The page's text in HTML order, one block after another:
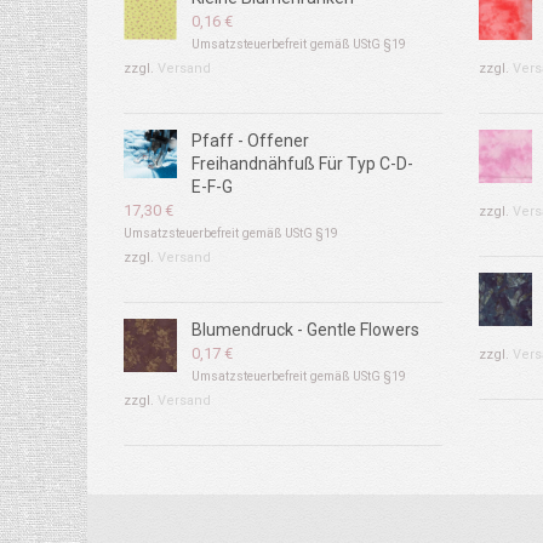
0,16 €
Umsatzsteuerbefreit gemäß UStG §19
zzgl. Versand
Pfaff - Offener
Freihandnähfuß Für Typ C-D-
E-F-G
17,30 €
Umsatzsteuerbefreit gemäß UStG §19
zzgl. Versand
Blumendruck - Gentle Flowers
0,17 €
Umsatzsteuerbefreit gemäß UStG §19
zzgl. Versand
zzgl.
zzgl.
zzgl.